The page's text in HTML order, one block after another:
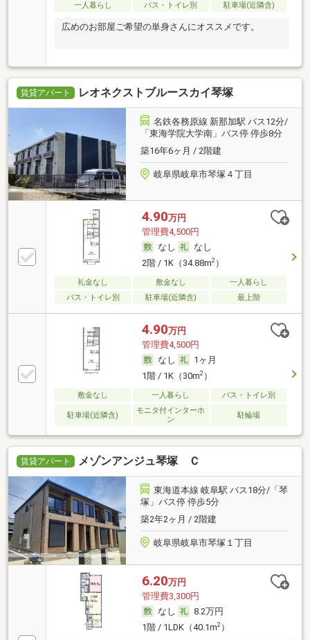
一人暮らし バス・トイレ別 駐車場(近隣含)
広めのお部屋ご希望の単身さんにオススメです。
賃貸アパート レオネクストブルースカイ琴塚
名鉄各務原線 新那加駅 バス12分/
「東海学院大学南」バス停 停歩8分
築16年6ヶ月 / 2階建
岐阜県岐阜市琴塚４丁目
4.90万円
管理費4,500円
なし
なし
2階 / 1K（34.88m2）
礼金なし 敷金なし
一人暮らし
バス・トイレ別
駐車場(近隣含) 最上階
4.90万円
管理費4,500円
なし
1ヶ月
1階 / 1K（30m2）
敷金なし 一人暮らし バス・トイレ別
駐車場(近隣含)
モニタ付インターホ
ン
駐輪場
賃貸アパート メゾンアンジュ琴塚 Ｃ
東海道本線 岐阜駅 バス18分/「琴
塚」バス停 停歩5分
築2年2ヶ月 / 2階建
岐阜県岐阜市琴塚１丁目
6.20万円
管理費3,300円
なし
8.2万円
1階 / 1LDK（40.1m2）